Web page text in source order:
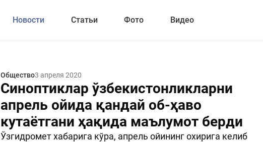
Новости Статьи Фото Видео
Общество3 апреля 2020
Синоптиклар ўзбекистонликларни
апрель ойида қандай об-ҳаво
кутаётгани ҳақида маълумот берди
Ўзгидромет хабарига кўра, апрель ойининг охирига келиб